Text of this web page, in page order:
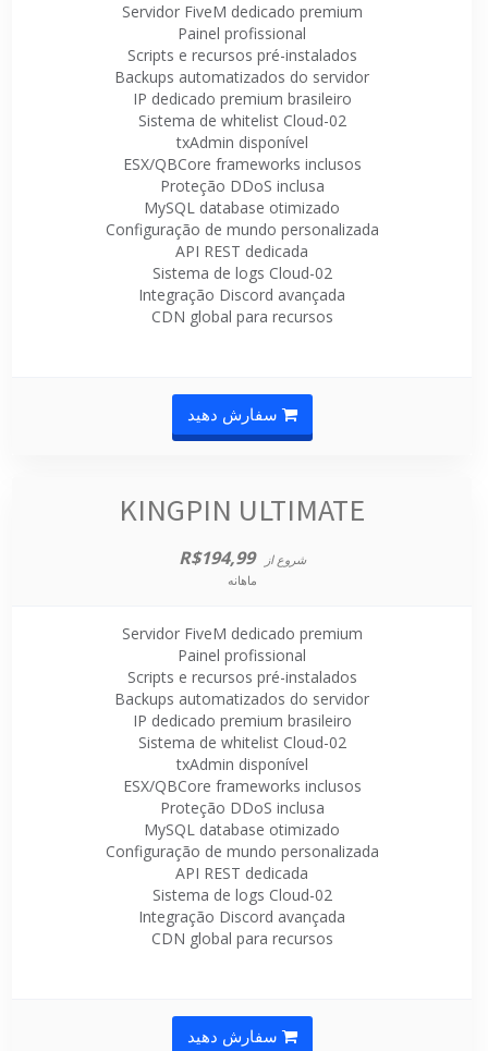
Servidor FiveM dedicado premium
Painel profissional
Scripts e recursos pré-instalados
Backups automatizados do servidor
IP dedicado premium brasileiro
Sistema de whitelist Cloud-02
txAdmin disponível
ESX/QBCore frameworks inclusos
Proteção DDoS inclusa
MySQL database otimizado
Configuração de mundo personalizada
API REST dedicada
Sistema de logs Cloud-02
Integração Discord avançada
CDN global para recursos
سفارش دهید
KINGPIN ULTIMATE
شروع از R$194,99
ماهانه
Servidor FiveM dedicado premium
Painel profissional
Scripts e recursos pré-instalados
Backups automatizados do servidor
IP dedicado premium brasileiro
Sistema de whitelist Cloud-02
txAdmin disponível
ESX/QBCore frameworks inclusos
Proteção DDoS inclusa
MySQL database otimizado
Configuração de mundo personalizada
API REST dedicada
Sistema de logs Cloud-02
Integração Discord avançada
CDN global para recursos
سفارش دهید